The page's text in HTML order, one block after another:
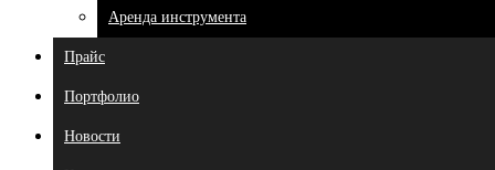
Аренда инструмента
Прайс
Портфолио
Новости